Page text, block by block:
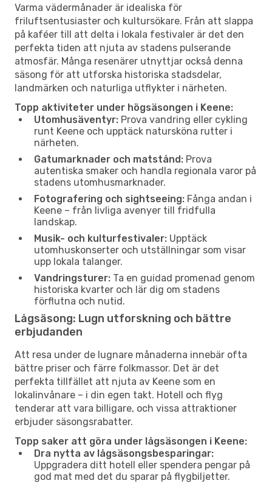
Varma vädermånader är idealiska för
friluftsentusiaster och kultursökare. Från att slappa
på kaféer till att delta i lokala festivaler är det den
perfekta tiden att njuta av stadens pulserande
atmosfär. Många resenärer utnyttjar också denna
säsong för att utforska historiska stadsdelar,
landmärken och naturliga utflykter i närheten.
Topp aktiviteter under högsäsongen i Keene:
Utomhusäventyr: Prova vandring eller cykling
runt Keene och upptäck natursköna rutter i
närheten.
Gatumarknader och matstånd: Prova
autentiska smaker och handla regionala varor på
stadens utomhusmarknader.
Fotografering och sightseeing: Fånga andan i
Keene – från livliga avenyer till fridfulla
landskap.
Musik- och kulturfestivaler: Upptäck
utomhuskonserter och utställningar som visar
upp lokala talanger.
Vandringsturer: Ta en guidad promenad genom
historiska kvarter och lär dig om stadens
förflutna och nutid.
Lågsäsong: Lugn utforskning och bättre
erbjudanden
Att resa under de lugnare månaderna innebär ofta
bättre priser och färre folkmassor. Det är det
perfekta tillfället att njuta av Keene som en
lokalinvånare – i din egen takt. Hotell och flyg
tenderar att vara billigare, och vissa attraktioner
erbjuder säsongsrabatter.
Topp saker att göra under lågsäsongen i Keene:
Dra nytta av lågsäsongsbesparingar:
Uppgradera ditt hotell eller spendera pengar på
god mat med det du sparar på flygbiljetter.